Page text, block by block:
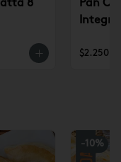
8
Pan
$2.250
-10%